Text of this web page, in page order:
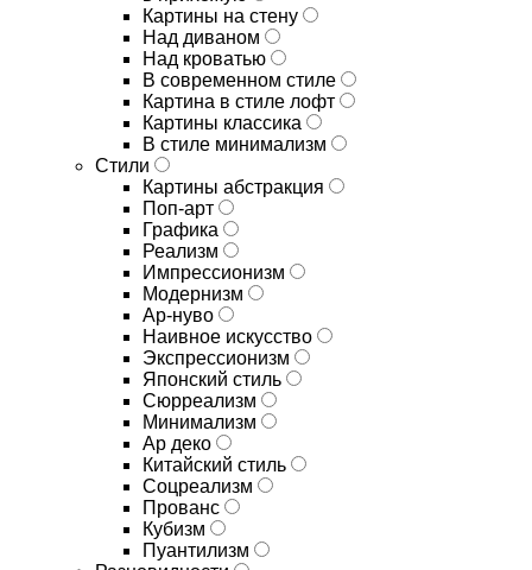
Картины на стену
Над диваном
Над кроватью
В современном стиле
Картина в стиле лофт
Картины классика
В стиле минимализм
Стили
Картины абстракция
Поп-арт
Графика
Реализм
Импрессионизм
Модернизм
Ар-нуво
Наивное искусство
Экспрессионизм
Японский стиль
Сюрреализм
Минимализм
Ар деко
Китайский стиль
Соцреализм
Прованс
Кубизм
Пуантилизм